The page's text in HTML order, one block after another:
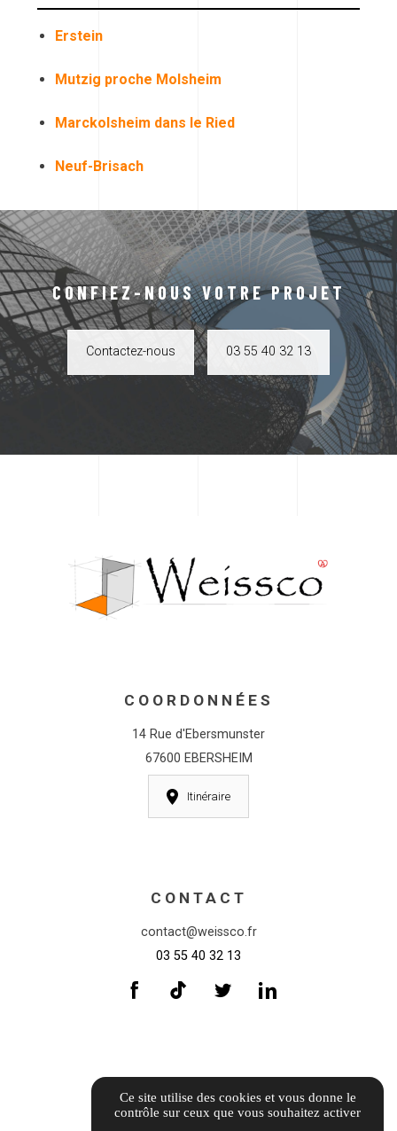
Erstein
Mutzig proche Molsheim
Marckolsheim dans le Ried
Neuf-Brisach
CONFIEZ-NOUS VOTRE PROJET
Contactez-nous 03 55 40 32 13
COORDONNÉES
14 Rue d'Ebersmunster
67600 EBERSHEIM
Itinéraire
CONTACT
contact@weissco.fr
03 55 40 32 13
Informations complémentaires
Ce site utilise des cookies et vous donne le
contrôle sur ceux que vous souhaitez activer